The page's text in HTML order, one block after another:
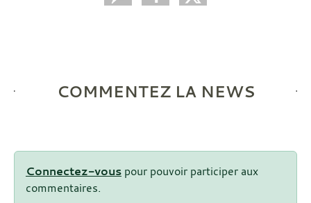
COMMENTEZ LA NEWS
Connectez-vous pour pouvoir participer aux
commentaires.